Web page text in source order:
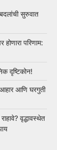
सुरुवात
परिणाम:
दृष्टिकोन!
आणि घरगुती
वृद्धावस्थेत